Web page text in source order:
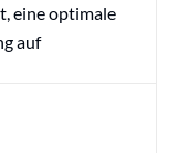
eine optimale
auf